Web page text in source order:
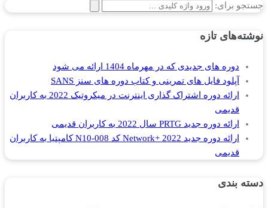
جستجو برای:
نوشته‌های تازه
دوره های جدیدی که در مهرماه 1404 ارائه می شود
آپلود فایل های تمرینی و کتاب دوره های سنز SANS
ارائه دوره اشتراک گذاری اینترنت در میکروتیک 2022 به کاربران
قدیمی
ارائه دوره جدید PRTG سال 2022 به کاربران قدیمی
ارائه دوره جدید Network+ 2022 کد N10-008 کامپتیا به کاربران
قدیمی
دسته بندی